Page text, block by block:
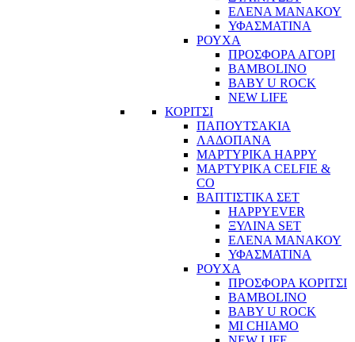
ΕΛΕΝΑ ΜΑΝΑΚΟΥ
ΥΦΑΣΜΑΤΙΝΑ
ΡΟΥΧΑ
ΠΡΟΣΦΟΡΑ ΑΓΟΡΙ
BAMBOLINO
BABY U ROCK
NEW LIFE
ΚΟΡΙΤΣΙ
ΠΑΠΟΥΤΣΑΚΙΑ
ΛΑΔΟΠΑΝΑ
ΜΑΡΤΥΡΙΚΑ HAPPY
ΜΑΡΤΥΡΙΚΑ CELFIE &
CO
ΒΑΠΤΙΣΤΙΚΑ ΣΕΤ
HAPPYEVER
ΞΥΛΙΝΑ SET
ΕΛΕΝΑ ΜΑΝΑΚΟΥ
ΥΦΑΣΜΑΤΙΝΑ
ΡΟΥΧΑ
ΠΡΟΣΦΟΡΑ ΚΟΡΙΤΣΙ
BAMBOLINO
BABY U ROCK
MI CHIAMO